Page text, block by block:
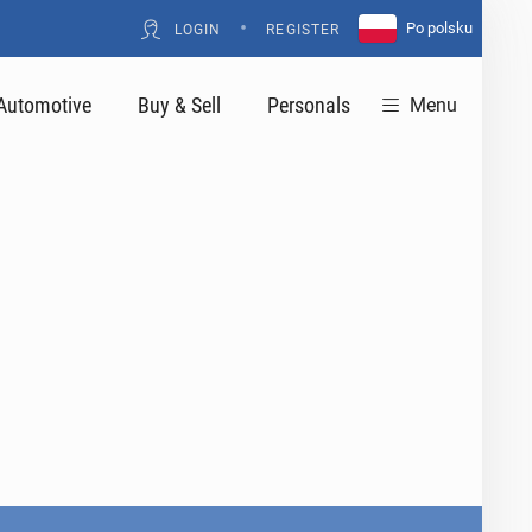
LOGIN • REGISTER Po polsku
Buy & Sell Personals Menu